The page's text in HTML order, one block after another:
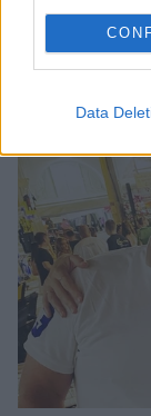
Data
Γρηγόρης
βίντεο και